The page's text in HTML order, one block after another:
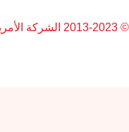
© 2013-2023 الشركة الأمريكية للأغذية المتخصصة كل الحقوق محفوظة.